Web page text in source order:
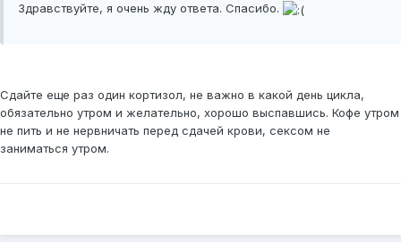
Здравствуйте, я очень жду ответа. Спасибо.
Сдайте еще раз один кортизол, не важно в какой день цикла,
обязательно утром и желательно, хорошо выспавшись. Кофе утром
не пить и не нервничать перед сдачей крови, сексом не
заниматься утром.